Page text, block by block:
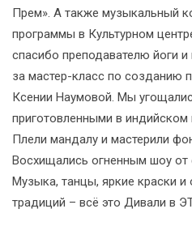
Прем». А также музыкальный
программы в Культурном
спасибо преподавателю йоги
за мастер-класс по созданию
Ксении Наумовой. Мы
приготовленными в
Плели мандалу и мастерили
Восхищались огненным шоу от
Музыка, танцы, яркие краски и
традиций – всё это Дивали в